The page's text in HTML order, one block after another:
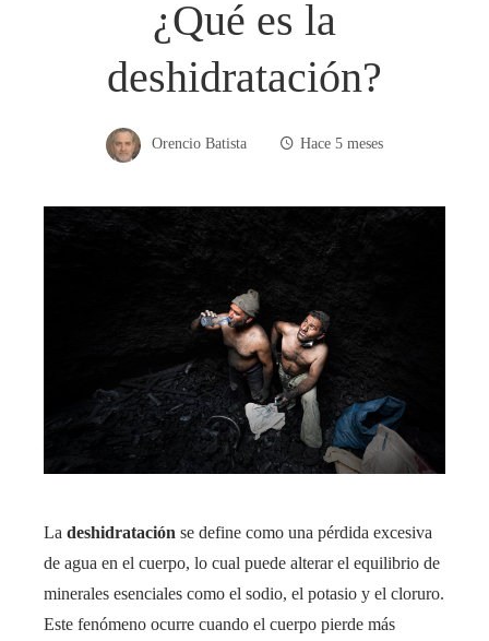
¿Qué es la
deshidratación?
Orencio Batista Hace 5 meses
La deshidratación se define como una pérdida excesiva
de agua en el cuerpo, lo cual puede alterar el equilibrio de
minerales esenciales como el sodio, el potasio y el cloruro.
Este fenómeno ocurre cuando el cuerpo pierde más